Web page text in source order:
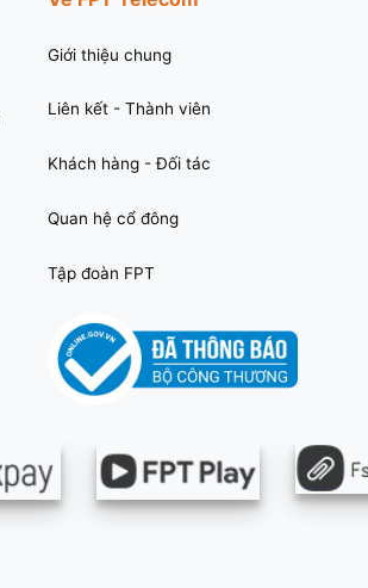
Giới thiệu chung
Liên kết - Thành viên
Khách hàng - Đối tác
Quan hệ cổ đông
Tập đoàn FPT